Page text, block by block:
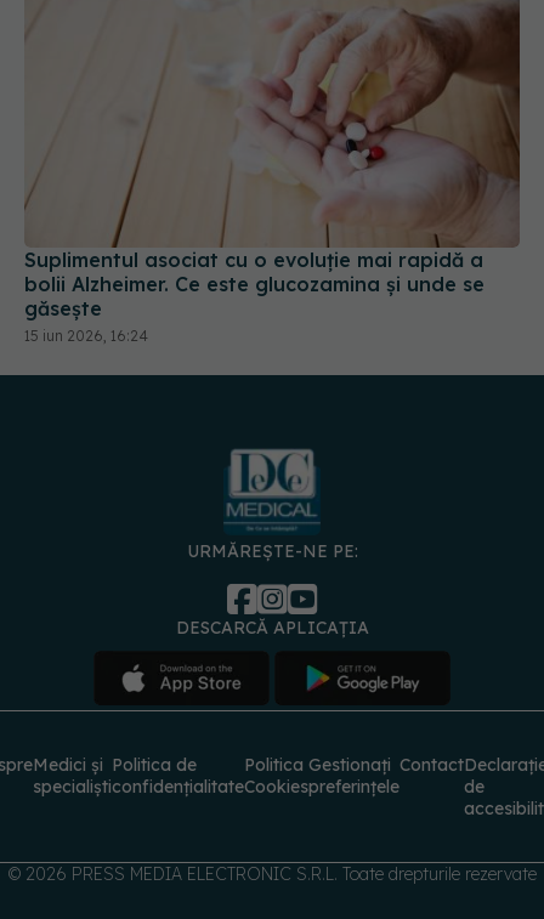
Suplimentul asociat cu o evoluție mai rapidă a
bolii Alzheimer. Ce este glucozamina și unde se
găsește
15 iun 2026, 16:24
URMĂREȘTE-NE PE:
DESCARCĂ APLICAȚIA
Medici și
specialiști
Politica de
confidențialitate
Politica
Cookies
Gestionați
preferințele
Contact
de
© 2026 PRESS MEDIA ELECTRONIC S.R.L. Toate drepturile rezervate